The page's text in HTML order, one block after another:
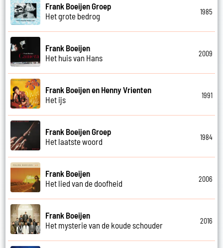
Frank Boeijen Groep
Het grote bedrog
1985
Frank Boeijen
Het huis van Hans
2009
Frank Boeijen en Henny Vrienten
Het ijs
1991
Frank Boeijen Groep
Het laatste woord
1984
Frank Boeijen
Het lied van de doofheid
2006
Frank Boeijen
Het mysterie van de koude schouder
2016